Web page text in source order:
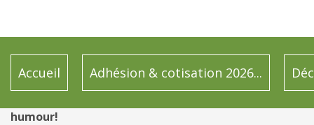
Accueil Adhésion & cotisation 2026...
humour!